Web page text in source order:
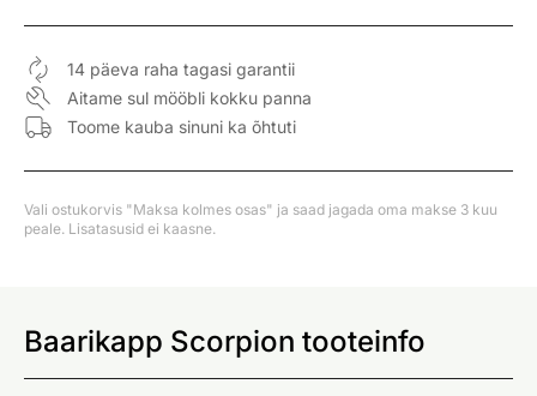
14 päeva raha tagasi garantii
Aitame sul mööbli kokku panna
Toome kauba sinuni ka õhtuti
Vali ostukorvis "Maksa kolmes osas" ja saad jagada oma makse 3 kuu
peale. Lisatasusid ei kaasne.
Baarikapp Scorpion tooteinfo